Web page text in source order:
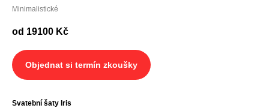
Minimalistické
od 19100 Kč
Objednat si termín zkoušky
Svatební šaty Iris